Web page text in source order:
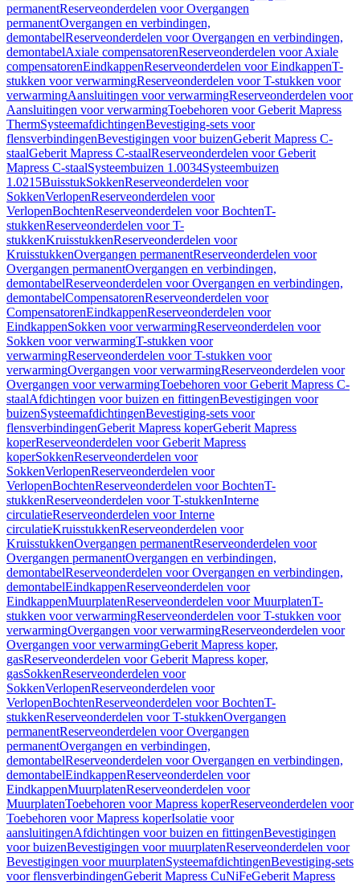
permanentReserveonderdelen voor Overgangen
permanentOvergangen en verbindingen,
demontabelReserveonderdelen voor Overgangen en verbindingen,
demontabelAxiale compensatorenReserveonderdelen voor Axiale
compensatorenEindkappenReserveonderdelen voor EindkappenT-
stukken voor verwarmingReserveonderdelen voor T-stukken voor
verwarmingAansluitingen voor verwarmingReserveonderdelen voor
Aansluitingen voor verwarmingToebehoren voor Geberit Mapress
ThermSysteemafdichtingenBevestiging-sets voor
flensverbindingenBevestigingen voor buizenGeberit Mapress C-
staalGeberit Mapress C-staalReserveonderdelen voor Geberit
Mapress C-staalSysteembuizen 1.0034Systeembuizen
1.0215BuisstukSokkenReserveonderdelen voor
SokkenVerlopenReserveonderdelen voor
VerlopenBochtenReserveonderdelen voor BochtenT-
stukkenReserveonderdelen voor T-
stukkenKruisstukkenReserveonderdelen voor
KruisstukkenOvergangen permanentReserveonderdelen voor
Overgangen permanentOvergangen en verbindingen,
demontabelReserveonderdelen voor Overgangen en verbindingen,
demontabelCompensatorenReserveonderdelen voor
CompensatorenEindkappenReserveonderdelen voor
EindkappenSokken voor verwarmingReserveonderdelen voor
Sokken voor verwarmingT-stukken voor
verwarmingReserveonderdelen voor T-stukken voor
verwarmingOvergangen voor verwarmingReserveonderdelen voor
Overgangen voor verwarmingToebehoren voor Geberit Mapress C-
staalAfdichtingen voor buizen en fittingenBevestigingen voor
buizenSysteemafdichtingenBevestiging-sets voor
flensverbindingenGeberit Mapress koperGeberit Mapress
koperReserveonderdelen voor Geberit Mapress
koperSokkenReserveonderdelen voor
SokkenVerlopenReserveonderdelen voor
VerlopenBochtenReserveonderdelen voor BochtenT-
stukkenReserveonderdelen voor T-stukkenInterne
circulatieReserveonderdelen voor Interne
circulatieKruisstukkenReserveonderdelen voor
KruisstukkenOvergangen permanentReserveonderdelen voor
Overgangen permanentOvergangen en verbindingen,
demontabelReserveonderdelen voor Overgangen en verbindingen,
demontabelEindkappenReserveonderdelen voor
EindkappenMuurplatenReserveonderdelen voor MuurplatenT-
stukken voor verwarmingReserveonderdelen voor T-stukken voor
verwarmingOvergangen voor verwarmingReserveonderdelen voor
Overgangen voor verwarmingGeberit Mapress koper,
gasReserveonderdelen voor Geberit Mapress koper,
gasSokkenReserveonderdelen voor
SokkenVerlopenReserveonderdelen voor
VerlopenBochtenReserveonderdelen voor BochtenT-
stukkenReserveonderdelen voor T-stukkenOvergangen
permanentReserveonderdelen voor Overgangen
permanentOvergangen en verbindingen,
demontabelReserveonderdelen voor Overgangen en verbindingen,
demontabelEindkappenReserveonderdelen voor
EindkappenMuurplatenReserveonderdelen voor
MuurplatenToebehoren voor Mapress koperReserveonderdelen voor
Toebehoren voor Mapress koperIsolatie voor
aansluitingenAfdichtingen voor buizen en fittingenBevestigingen
voor buizenBevestigingen voor muurplatenReserveonderdelen voor
Bevestigingen voor muurplatenSysteemafdichtingenBevestiging-sets
voor flensverbindingenGeberit Mapress CuNiFeGeberit Mapress